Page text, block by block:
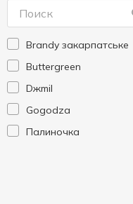
Brandy закарпатське
Buttergreen
Dжmil
Gogodza
Палиночка